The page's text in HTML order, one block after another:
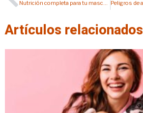
Artículos relacionados